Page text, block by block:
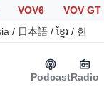
VOV6
VOV GT
/ 日本語 / ខ្មែរ / 한국
PodcastRadio